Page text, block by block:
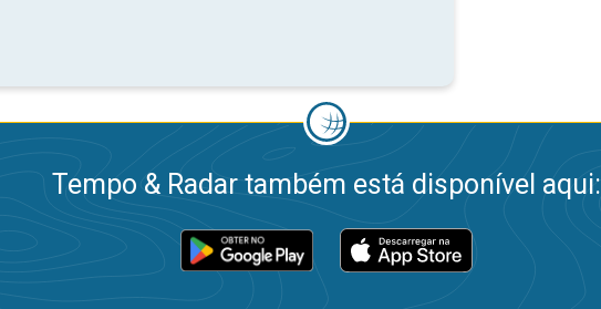
Tempo & Radar também está disponível aqui: